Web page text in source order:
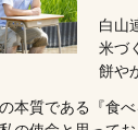
白山
米づ
餅や
本質である『食